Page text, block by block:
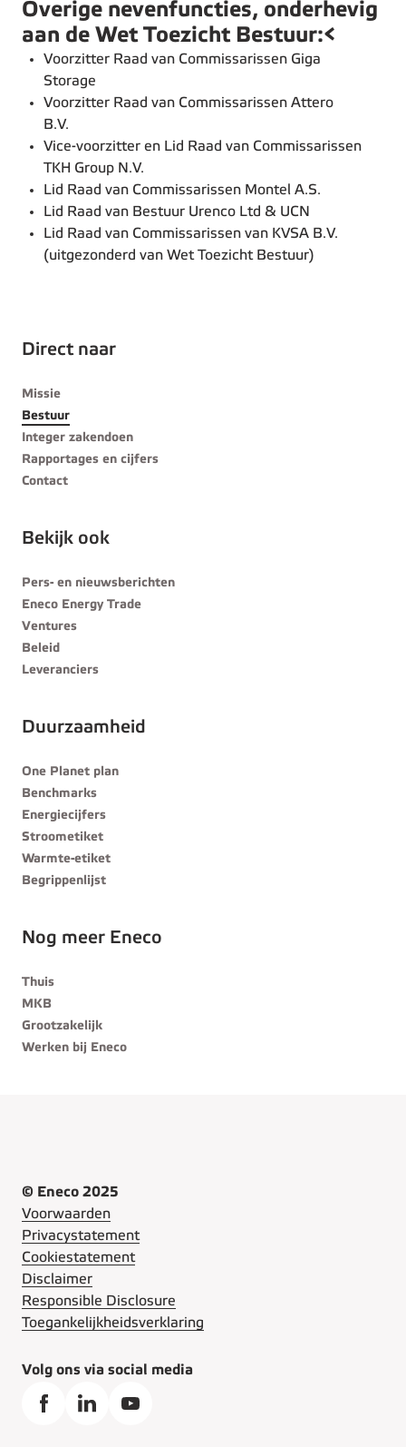
Overige nevenfuncties, onderhevig
aan de Wet Toezicht Bestuur:<
Voorzitter Raad van Commissarissen Giga
Storage
Voorzitter Raad van Commissarissen Attero
B.V.
Vice-voorzitter en Lid Raad van Commissarissen
TKH Group N.V.
Lid Raad van Commissarissen Montel A.S.
Lid Raad van Bestuur Urenco Ltd & UCN
Lid Raad van Commissarissen van KVSA B.V.
(uitgezonderd van Wet Toezicht Bestuur)
Direct naar
Missie
Bestuur
Integer zakendoen
Rapportages en cijfers
Contact
Bekijk ook
Pers- en nieuwsberichten
Eneco Energy Trade
Ventures
Beleid
Leveranciers
Duurzaamheid
One Planet plan
Benchmarks
Energiecijfers
Stroometiket
Warmte-etiket
Begrippenlijst
Nog meer Eneco
Thuis
MKB
Grootzakelijk
Werken bij Eneco
© Eneco 2025
Voorwaarden
Privacystatement
Cookiestatement
Disclaimer
Responsible Disclosure
Toegankelijkheidsverklaring
Volg ons via social media